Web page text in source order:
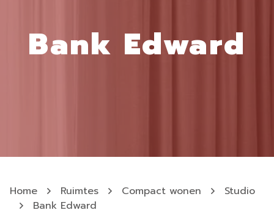
Bank Edward
Home Ruimtes Compact wonen
Studio
Bank Edward